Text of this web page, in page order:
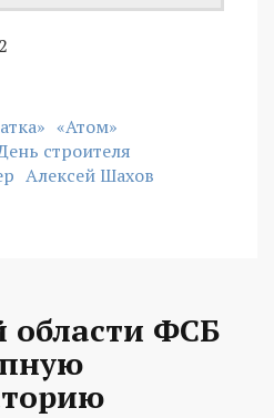
«Атом»
строителя
Алексей Шахов
области ФСБ